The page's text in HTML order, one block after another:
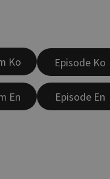
Ko
En
Episode Ko
Episode En